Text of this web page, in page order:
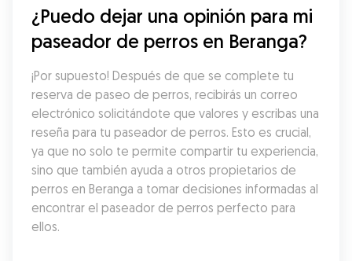
¿Puedo dejar una opinión para mi
paseador de perros en Beranga?
¡Por supuesto! Después de que se complete tu
reserva de paseo de perros, recibirás un correo
electrónico solicitándote que valores y escribas una
reseña para tu paseador de perros. Esto es crucial,
ya que no solo te permite compartir tu experiencia,
sino que también ayuda a otros propietarios de
perros en Beranga a tomar decisiones informadas al
encontrar el paseador de perros perfecto para
ellos.